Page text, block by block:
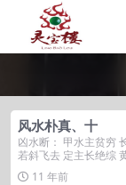
风水朴真、十
凶水断： 甲水主贫穷
若斜飞去 定主长绝综
应长房宫...
11 年前